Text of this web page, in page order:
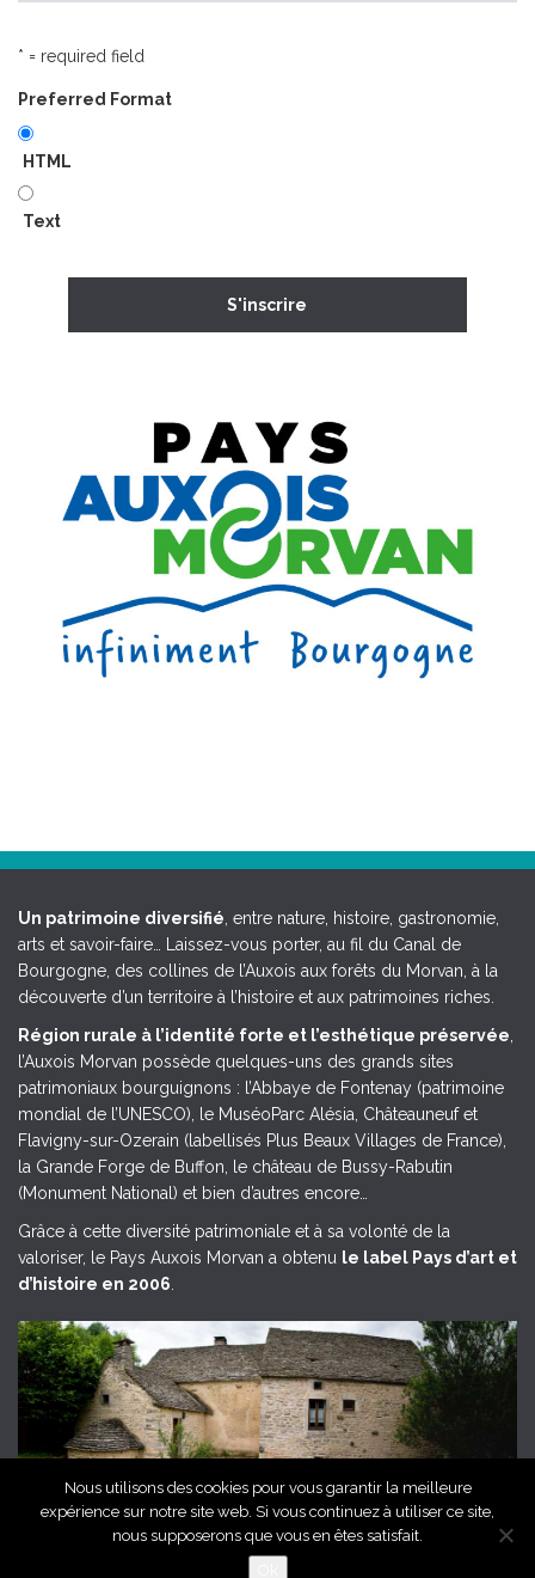
* = required field
Preferred Format
HTML
Text
Un patrimoine diversifié , entre nature, histoire, gastronomie,
arts et savoir-faire… Laissez-vous porter, au fil du Canal de
Bourgogne, des collines de l’Auxois aux forêts du Morvan, à la
découverte d’un territoire à l’histoire et aux patrimoines riches.
Région rurale à l’identité forte et l’esthétique préservée
l’Auxois Morvan possède quelques-uns des grands sites
patrimoniaux bourguignons : l’Abbaye de Fontenay (patrimoine
mondial de l’UNESCO), le MuséoParc Alésia, Châteauneuf et
Flavigny-sur-Ozerain (labellisés Plus Beaux Villages de France),
la Grande Forge de Buffon, le château de Bussy-Rabutin
(Monument National) et bien d’autres encore…
Grâce à cette diversité patrimoniale et à sa volonté de la
valoriser, le Pays Auxois Morvan a obtenu le label Pays d’art et
d’histoire en 2006
Grange de l'Auxois Morvan, © Céline Mathé, Pays Auxois Morvan
Nous utilisons des cookies pour vous garantir la meilleure
expérience sur notre site web. Si vous continuez à utiliser ce site,
nous supposerons que vous en êtes satisfait.